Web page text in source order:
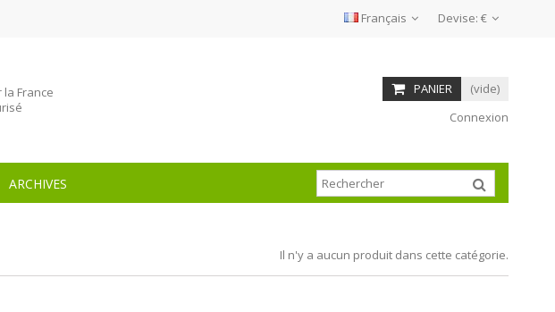
Devise: €
Français
la France
PANIER
(vide)
Connexion
ARCHIVES
Il n'y a aucun produit dans cette catégorie.